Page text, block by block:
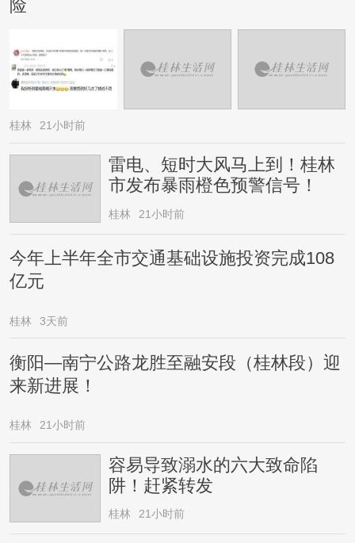
险
桂林 21小时前
雷电、短时大风马上到！桂林
市发布暴雨橙色预警信号！
桂林 21小时前
今年上半年全市交通基础设施投资完成108
亿元
桂林 3天前
衡阳—南宁公路龙胜至融安段（桂林段）迎
来新进展！
桂林 21小时前
容易导致溺水的六大致命陷
阱！赶紧转发
桂林 21小时前